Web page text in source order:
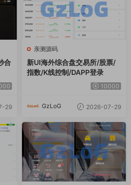
合
29
亲测源码
新UI海外综合盘交易所/股票/
指数/K线控制/DAPP登录
10000
GzLoG 2026-07-29